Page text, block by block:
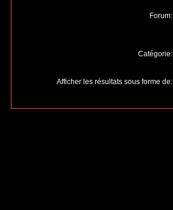
Forum:
Catégorie:
Afficher les résultats sous forme de: